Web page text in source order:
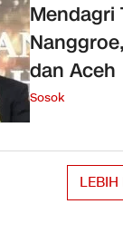
Mendagri
dan Aceh
Sosok
LEBIH